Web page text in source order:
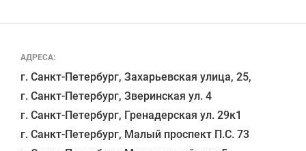
АДРЕСА:
г. Санкт-Петербург, Захарьевская улица, 25,
г. Санкт-Петербург, Зверинская ул. 4
г. Санкт-Петербург, Гренадерская ул. 29к1
г. Санкт-Петербург, Малый проспект П.С. 73